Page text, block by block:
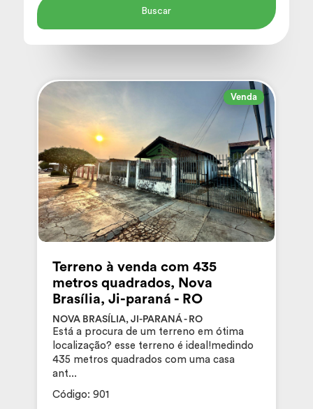
Venda
Terreno à venda com 435
metros quadrados, Nova
Brasília, Ji-paraná - RO
NOVA BRASÍLIA, JI-PARANÁ - RO
Está a procura de um terreno em ótima
localização? esse terreno é ideal!medindo
435 metros quadrados com uma casa
ant...
Código: 901